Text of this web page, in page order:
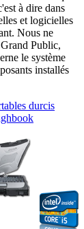
à dire dans
et logicielles
Nous ne
Public,
le système
installés
durcis